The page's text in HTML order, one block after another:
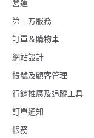
營運
第三方服務
訂單＆購物車
網站設計
帳號及顧客管理
行銷推廣及追蹤工具
訂單通知
帳務